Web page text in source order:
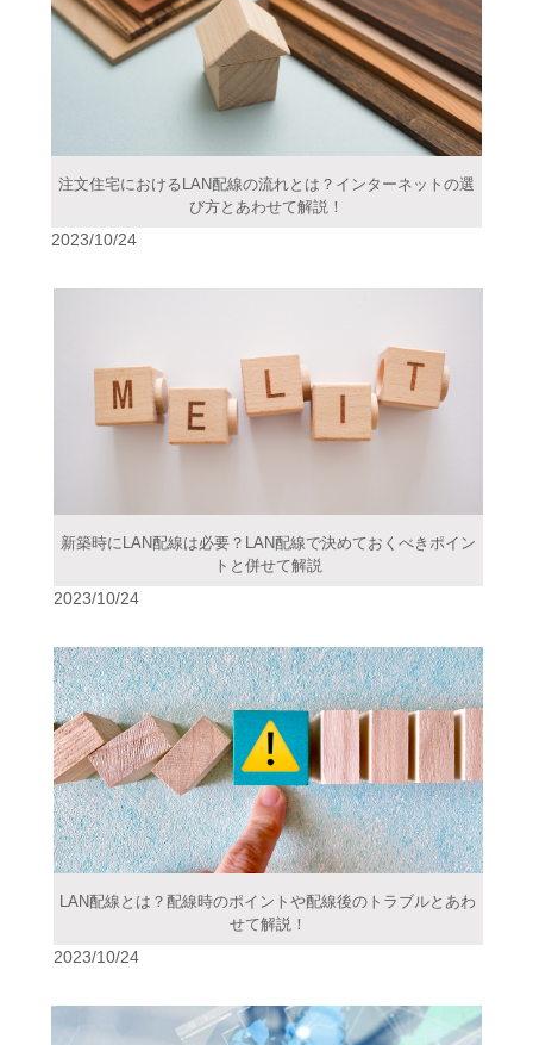
注文住宅におけるLAN配線の流れとは？インターネットの選
び方とあわせて解説！
2023/10/24
新築時にLAN配線は必要？LAN配線で決めておくべきポイン
トと併せて解説
2023/10/24
LAN配線とは？配線時のポイントや配線後のトラブルとあわ
せて解説！
2023/10/24